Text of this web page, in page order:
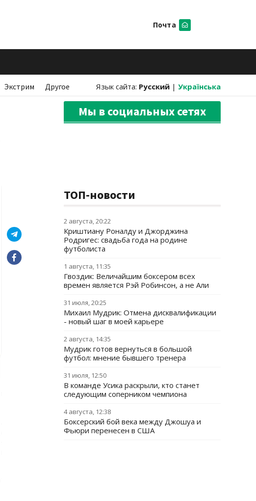
Почта
Экстрим Другое Язык сайта: Русский | Українська
Мы в социальных сетях
ТОП-новости
2 августа, 20:22
Криштиану Роналду и Джорджина
Родригес: свадьба года на родине
футболиста
1 августа, 11:35
Гвоздик: Величайшим боксером всех
времен является Рэй Робинсон, а не Али
31 июля, 20:25
Михаил Мудрик: Отмена дисквалификации
- новый шаг в моей карьере
2 августа, 14:35
Мудрик готов вернуться в большой
футбол: мнение бывшего тренера
31 июля, 12:50
В команде Усика раскрыли, кто станет
следующим соперником чемпиона
4 августа, 12:38
Боксерский бой века между Джошуа и
Фьюри перенесен в США